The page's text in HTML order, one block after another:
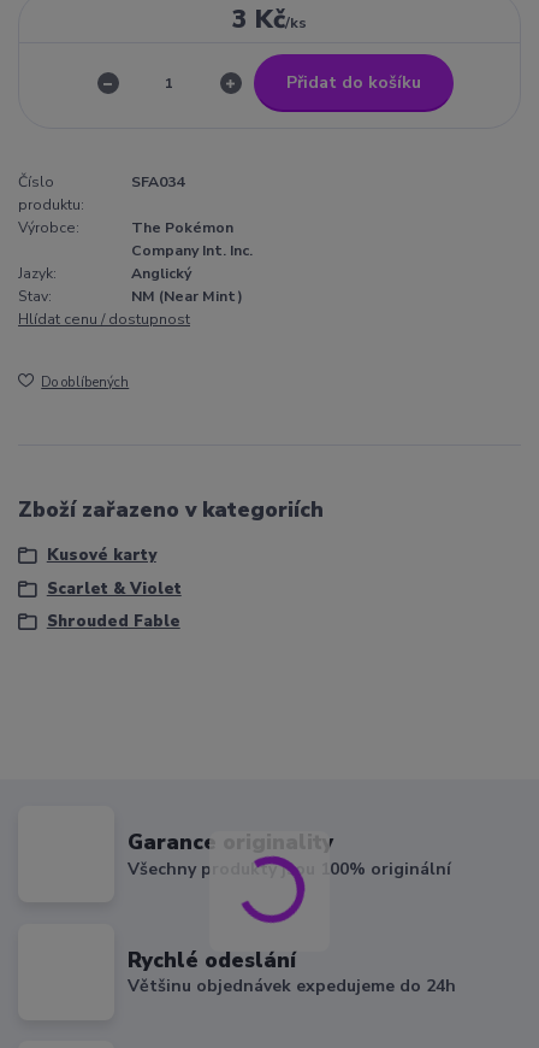
3 Kč/ks
Přidat do košíku
Číslo
produktu:
SFA034
Výrobce:
The Pokémon
Company Int. Inc.
Jazyk:
Anglický
Stav:
NM (Near Mint)
Hlídat cenu / dostupnost
Do oblíbených
Zboží zařazeno v kategoriích
Kusové karty
Scarlet & Violet
Shrouded Fable
Garance originality
Všechny produkty jsou 100% originální
Rychlé odeslání
Většinu objednávek expedujeme do 24h